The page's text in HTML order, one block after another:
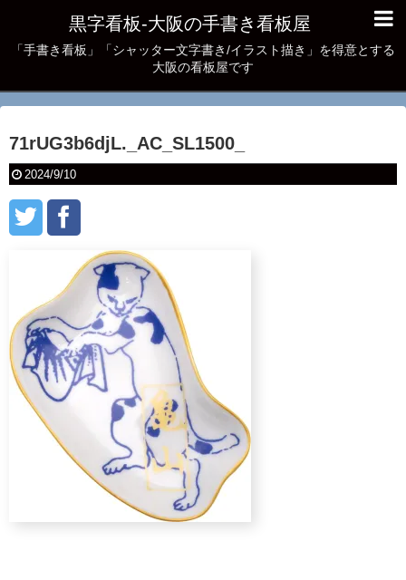
黒字看板‐大阪の手書き看板屋
「手書き看板」「シャッター文字書き/イラスト描き」を得意とする
大阪の看板屋です
71rUG3b6djL._AC_SL1500_
2024/9/10